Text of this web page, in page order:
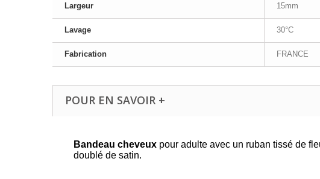
Largeur 15mm
Lavage 30°C
Fabrication FRANCE
POUR EN SAVOIR +
Bandeau cheveux pour adulte avec un ruban tissé de
doublé de satin.